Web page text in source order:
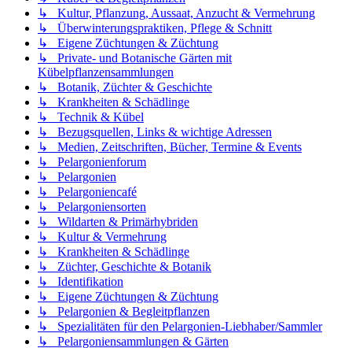
↳ Kultur, Pflanzung, Aussaat, Anzucht & Vermehrung
↳ Überwinterungspraktiken, Pflege & Schnitt
↳ Eigene Züchtungen & Züchtung
↳ Private- und Botanische Gärten mit
Kübelpflanzensammlungen
↳ Botanik, Züchter & Geschichte
↳ Krankheiten & Schädlinge
↳ Technik & Kübel
↳ Bezugsquellen, Links & wichtige Adressen
↳ Medien, Zeitschriften, Bücher, Termine & Events
↳ Pelargonienforum
↳ Pelargonien
↳ Pelargoniencafé
↳ Pelargoniensorten
↳ Wildarten & Primärhybriden
↳ Kultur & Vermehrung
↳ Krankheiten & Schädlinge
↳ Züchter, Geschichte & Botanik
↳ Identifikation
↳ Eigene Züchtungen & Züchtung
↳ Pelargonien & Begleitpflanzen
↳ Spezialitäten für den Pelargonien-Liebhaber/Sammler
↳ Pelargoniensammlungen & Gärten